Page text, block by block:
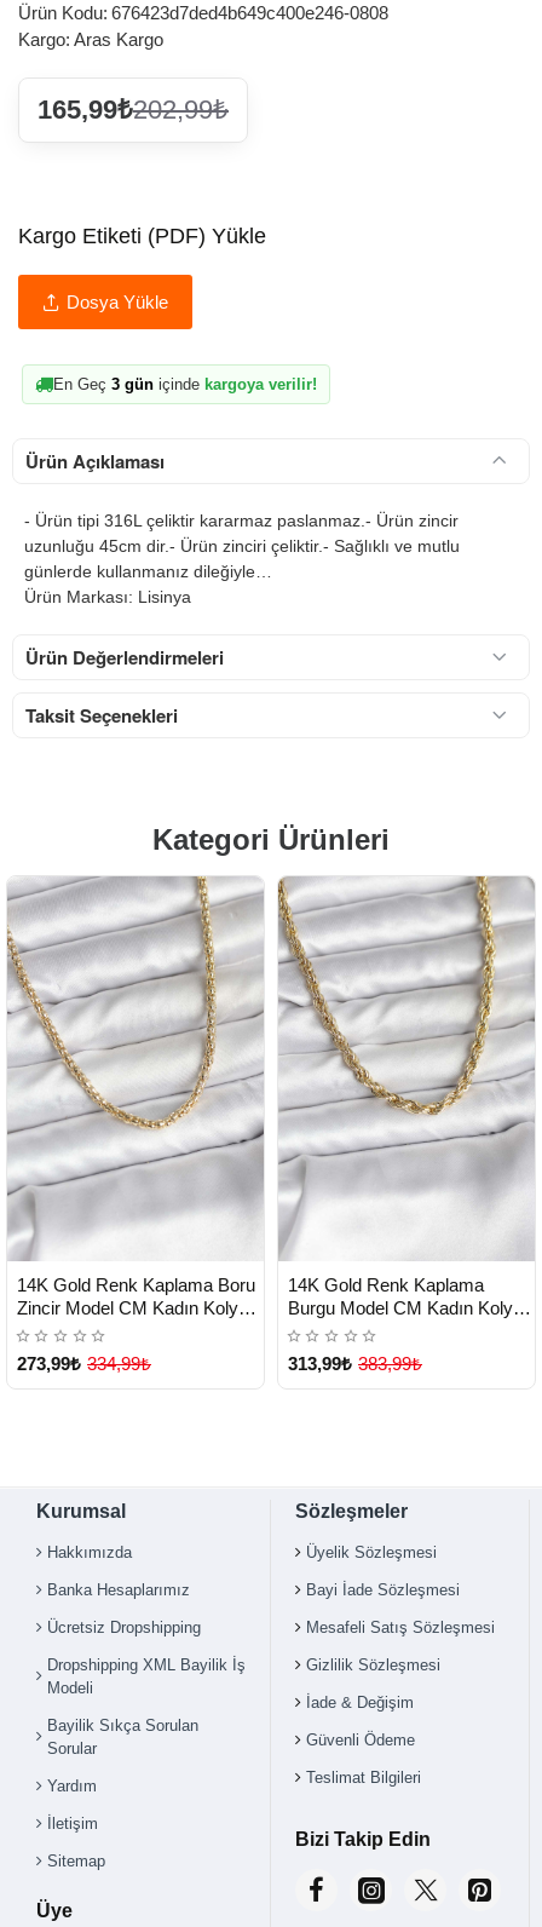
Ürün Kodu: 676423d7ded4b649c400e246-0808
Kargo: Aras Kargo
165,99₺202,99₺
Kargo Etiketi (PDF) Yükle
Dosya Yükle
En Geç 3 gün içinde kargoya verilir!
Ürün Açıklaması
- Ürün tipi 316L çeliktir kararmaz paslanmaz.- Ürün zincir
uzunluğu 45cm dir.- Ürün zinciri çeliktir.- Sağlıklı ve mutlu
günlerde kullanmanız dileğiyle…
Ürün Markası: Lisinya
Ürün Değerlendirmeleri
Taksit Seçenekleri
Kategori Ürünleri
TESLİMAT
14K Gold Renk Kaplama Boru
Zincir Model CM Kadın Kolye -
Lisinya
273,99₺ 334,99₺
TESLİMAT
14K Gold Renk Kaplama
Burgu Model CM Kadın Kolye -
Lisinya
313,99₺ 383,99₺
Kurumsal
Hakkımızda
Banka Hesaplarımız
Ücretsiz Dropshipping
Dropshipping XML Bayilik İş
Modeli
Bayilik Sıkça Sorulan
Sorular
Yardım
İletişim
Sitemap
Üye
Sözleşmeler
Üyelik Sözleşmesi
Bayi İade Sözleşmesi
Mesafeli Satış Sözleşmesi
Gizlilik Sözleşmesi
İade & Değişim
Güvenli Ödeme
Teslimat Bilgileri
Bizi Takip Edin